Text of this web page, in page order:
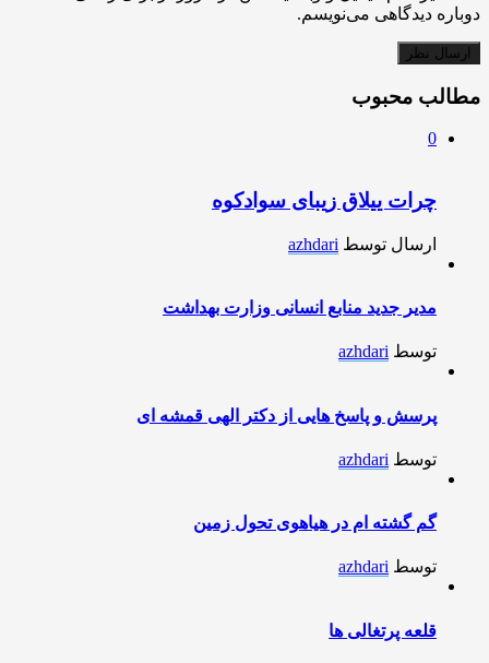
دوباره دیدگاهی می‌نویسم.
مطالب محبوب
0
چرات ییلاق زیبای سوادکوه
ارسال توسط azhdari
مدیر جدید منابع انسانی وزارت بهداشت
توسط azhdari
پرسش و پاسخ هایی از دکتر الهی قمشه ای
توسط azhdari
گم گشته ام در هیاهوی تحول زمین
توسط azhdari
قلعه پرتغالی ها